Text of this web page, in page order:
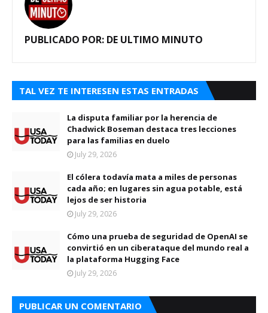
PUBLICADO POR: DE ULTIMO MINUTO
TAL VEZ TE INTERESEN ESTAS ENTRADAS
La disputa familiar por la herencia de
Chadwick Boseman destaca tres lecciones
para las familias en duelo
July 29, 2026
El cólera todavía mata a miles de personas
cada año; en lugares sin agua potable, está
lejos de ser historia
July 29, 2026
Cómo una prueba de seguridad de OpenAI se
convirtió en un ciberataque del mundo real a
la plataforma Hugging Face
July 29, 2026
PUBLICAR UN COMENTARIO